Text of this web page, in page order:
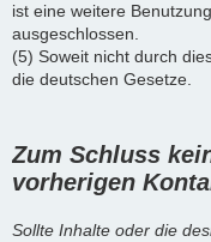
ist eine weitere
ausgeschlossen.
(5) Soweit nicht durch
die deutschen Gesetze.
Zum Schluss
vorherigen
Sollte Inhalte oder die